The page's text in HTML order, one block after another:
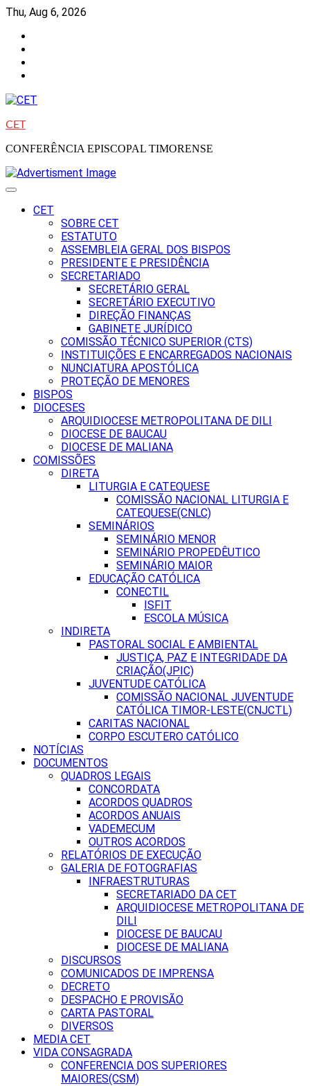
Skip
content
Thu, Aug 6, 2026
CET
CONFERÊNCIA EPISCOPAL TIMORENSE
CET
SOBRE CET
ESTATUTO
ASSEMBLEIA GERAL DOS BISPOS
PRESIDENTE E PRESIDÊNCIA
SECRETARIADO
SECRETÁRIO GERAL
SECRETÁRIO EXECUTIVO
DIREÇÃO FINANÇAS
GABINETE JURÍDICO
COMISSÃO TÉCNICO SUPERIOR (CTS)
INSTITUIÇÕES E ENCARREGADOS NACIONAIS
NUNCIATURA APOSTÓLICA
PROTEÇÃO DE MENORES
BISPOS
DIOCESES
ARQUIDIOCESE METROPOLITANA DE DILI
DIOCESE DE BAUCAU
DIOCESE DE MALIANA
COMISSÕES
DIRETA
LITURGIA E CATEQUESE
COMISSÃO NACIONAL LITURGIA E
CATEQUESE(CNLC)
SEMINÁRIOS
SEMINÁRIO MENOR
SEMINÁRIO PROPEDÊUTICO
SEMINÁRIO MAIOR
EDUCAÇÃO CATÓLICA
CONECTIL
ISFIT
ESCOLA MÚSICA
INDIRETA
PASTORAL SOCIAL E AMBIENTAL
JUSTIÇA, PAZ E INTEGRIDADE DA
CRIAÇÃO(JPIC)
JUVENTUDE CATÓLICA
COMISSÃO NACIONAL JUVENTUDE
CATÓLICA TIMOR-LESTE(CNJCTL)
CARITAS NACIONAL
CORPO ESCUTERO CATÓLICO
NOTÍCIAS
DOCUMENTOS
QUADROS LEGAIS
CONCORDATA
ACORDOS QUADROS
ACORDOS ANUAIS
VADEMECUM
OUTROS ACORDOS
RELATÓRIOS DE EXECUÇÃO
GALERIA DE FOTOGRAFIAS
INFRAESTRUTURAS
SECRETARIADO DA CET
ARQUIDIOCESE METROPOLITANA DE
DILI
DIOCESE DE BAUCAU
DIOCESE DE MALIANA
DISCURSOS
COMUNICADOS DE IMPRENSA
DECRETO
DESPACHO E PROVISÃO
CARTA PASTORAL
DIVERSOS
MEDIA CET
VIDA CONSAGRADA
CONFERENCIA DOS SUPERIORES
MAIORES(CSM)